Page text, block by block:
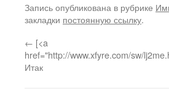
Запись опубликована в рубрике
закладки постоянную ссылку.
← [<a
href="http://www.xfyre.com/sw/
Итак